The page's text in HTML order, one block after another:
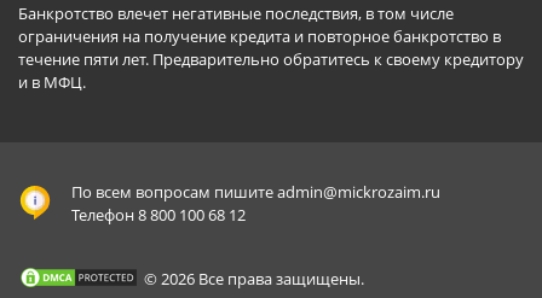
Банкротство влечет негативные последствия, в том числе
ограничения на получение кредита и повторное банкротство в
течение пяти лет. Предварительно обратитесь к своему кредитору
и в МФЦ.
По всем вопросам пишитеadmin@mickrozaim.ru
Телефон 8 800 100 68 12
© 2026 Все права защищены.